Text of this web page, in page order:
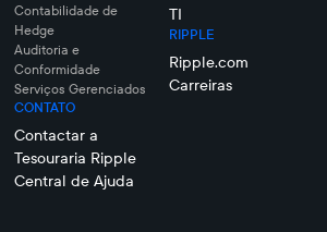
Contabilidade de
Hedge
Auditoria e
Conformidade
Serviços Gerenciados
CONTATO
Contactar a
Tesouraria Ripple
Central de Ajuda
TI
RIPPLE
Ripple.com
Carreiras